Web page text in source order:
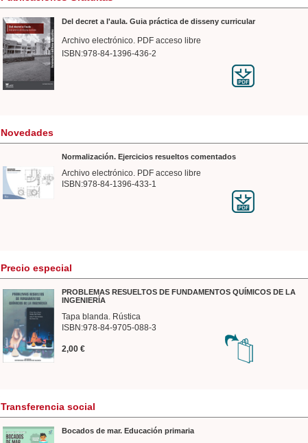
Del decret a l'aula. Guia práctica de disseny curricular
Archivo electrónico. PDF acceso libre
ISBN:978-84-1396-436-2
Novedades
Normalización. Ejercicios resueltos comentados
Archivo electrónico. PDF acceso libre
ISBN:978-84-1396-433-1
Precio especial
PROBLEMAS RESUELTOS DE FUNDAMENTOS QUÍMICOS DE LA
INGENIERÍA
Tapa blanda. Rústica
ISBN:978-84-9705-088-3
2,00 €
Transferencia social
Bocados de mar. Educación primaria